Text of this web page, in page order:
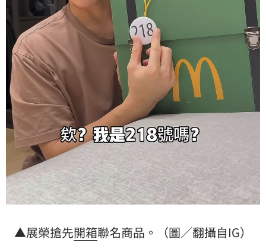
▲展榮搶先開箱聯名商品。（圖／翻攝自IG）